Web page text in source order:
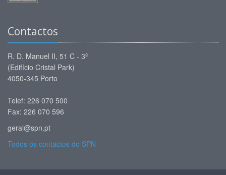
Contactos
R. D. Manuel II, 51 C - 3º
(Edifício Cristal Park)
4050-345 Porto
Telef: 226 070 500
Fax: 226 070 596
geral@spn.pt
Todos os contactos do SPN